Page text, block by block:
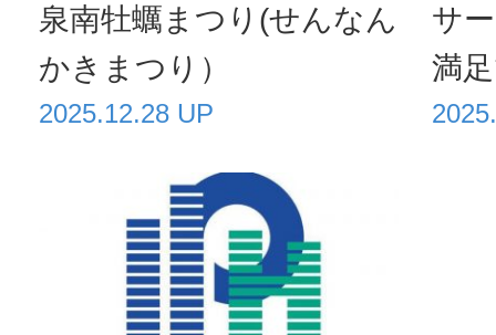
泉南牡蠣まつり(せんなん
かきまつり）
2025.12.28 UP
サ
満